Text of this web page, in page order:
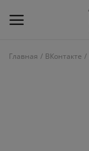
Главная ВКонтакте